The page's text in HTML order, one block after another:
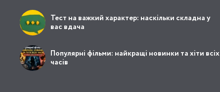
Тест на важкий характер: наскільки складна у
вас вдача
Популярні фільми: найкращі новинки та хіти всіх
часів